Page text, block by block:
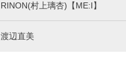
RINON(村上璃杏)【ME:I】
渡辺直美